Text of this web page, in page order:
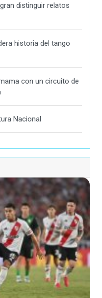
distinguir relatos
historia del tango
con un circuito de
Nacional